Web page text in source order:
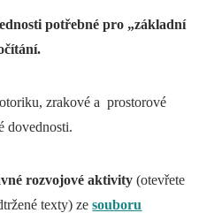
potřebné pro „základní
zrakové a prostorové
dovednosti.
rozvojové aktivity (otevřete
texty) zesouboru